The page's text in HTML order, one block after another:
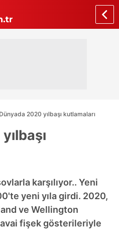
Dünyada 2020 yılbaşı kutlamaları
karşılıyor.. Yeni
yeni yıla girdi. 2020,
ve Wellington
fişek gösterileriyle